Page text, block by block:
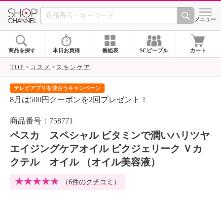
SHOP CHANNEL シメニュー
商品を探す 本日お買得 番組表 SCピープル カート
TOP コスメ スキンケア
テレビアプリを使おうキャンペーン
8月は500円クーポンを2回プレゼント！
商品番号：758771
ペスカ スペシャル ビタミンで潤いハリツヤ
エイジングケアオイル ピクジェリーク Ｖカ
クテル オイル （オイル美容液）
（6件のクチコミ ）